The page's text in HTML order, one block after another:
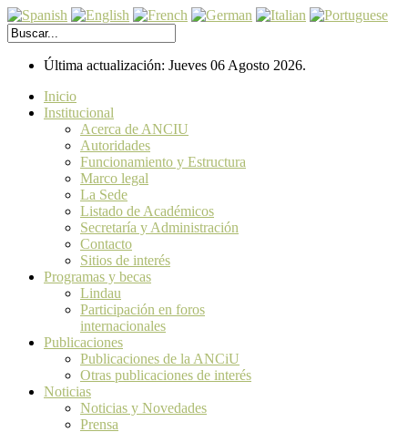
Última actualización: Jueves 06 Agosto 2026.
Inicio
Institucional
Acerca de ANCIU
Autoridades
Funcionamiento y Estructura
Marco legal
La Sede
Listado de Académicos
Secretaría y Administración
Contacto
Sitios de interés
Programas y becas
Lindau
Participación en foros
internacionales
Publicaciones
Publicaciones de la ANCiU
Otras publicaciones de interés
Noticias
Noticias y Novedades
Prensa